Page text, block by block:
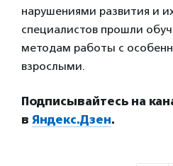
нарушениями развития и
специалистов прошли
методам работы с
взрослыми.
Подписывайтесь на
в Яндекс.Дзен.